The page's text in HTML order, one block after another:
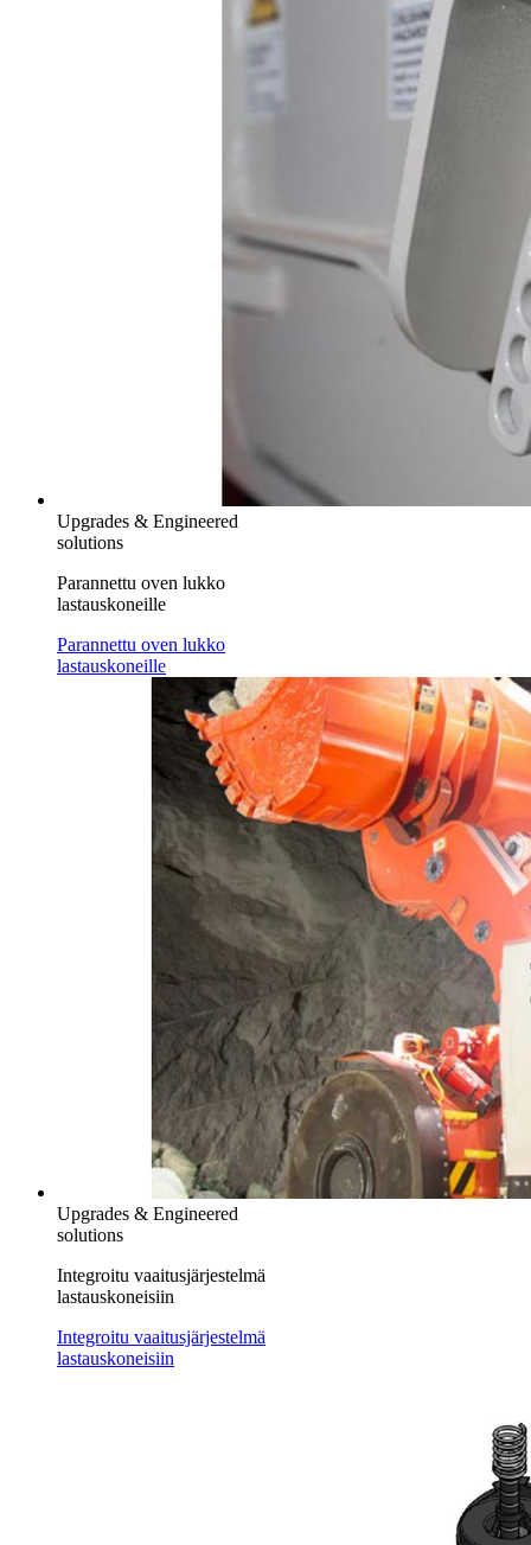
Upgrades & Engineered
solutions
Parannettu oven lukko
lastauskoneille
Parannettu oven lukko
lastauskoneille
Upgrades & Engineered
solutions
Integroitu vaaitusjärjestelmä
lastauskoneisiin
Integroitu vaaitusjärjestelmä
lastauskoneisiin